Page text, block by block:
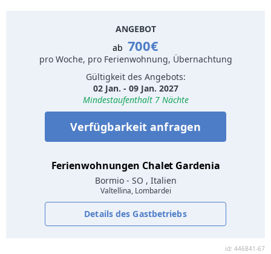
ANGEBOT
ab 700€
pro Woche, pro Ferienwohnung, Übernachtung
Gültigkeit des Angebots:
02 Jan. - 09 Jan. 2027
Mindestaufenthalt 7 Nächte
Verfügbarkeit anfragen
Ferienwohnungen Chalet Gardenia
Bormio - SO , Italien
Valtellina, Lombardei
Details des Gastbetriebs
id: 446841-67